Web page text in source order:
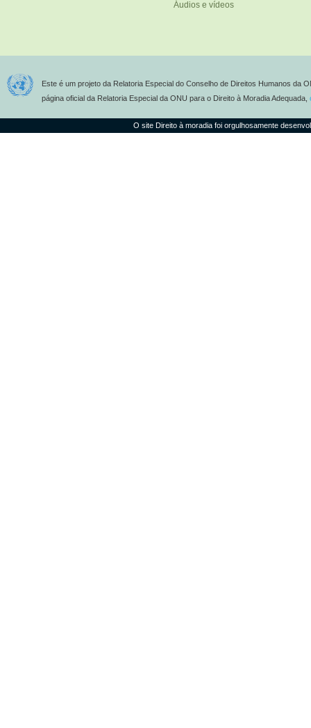
Áudios e vídeos
Este é um projeto da Relatoria Especial do Conselho de Direitos Humanos da
página oficial da Relatoria Especial da ONU para o Direito à Moradia Adequada,
O site Direito à moradia foi orgulhosamente